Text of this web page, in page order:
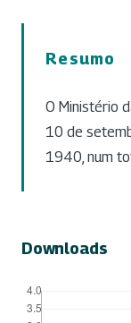
Resumo
O Ministério
10 de
1940, num
Downloads